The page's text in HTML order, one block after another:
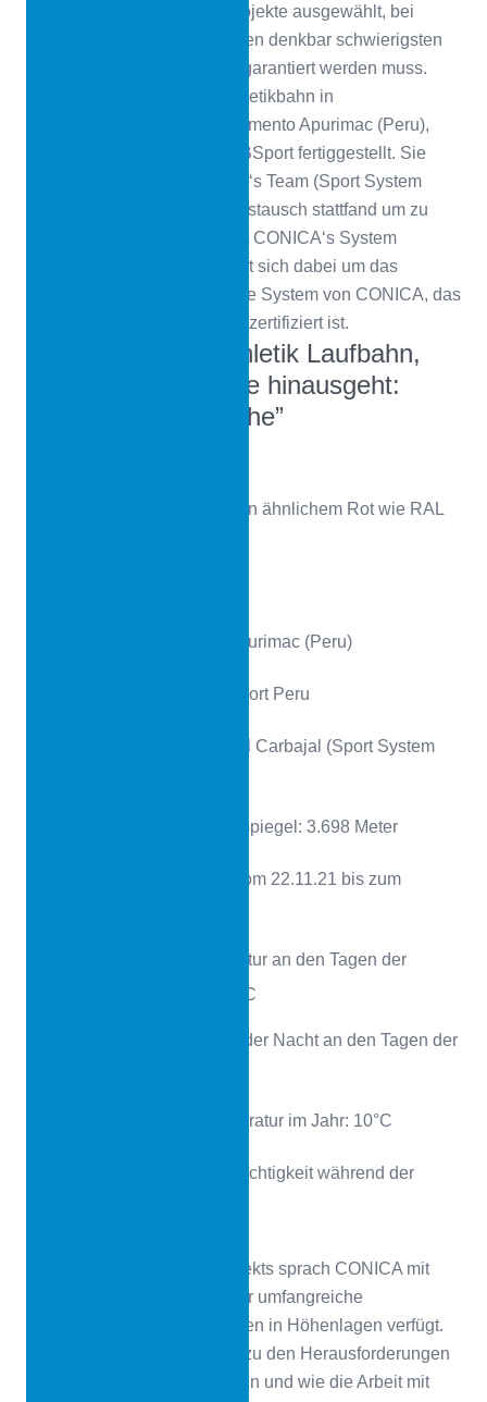
wurden sie für zahlreiche Projekte ausgewählt, bei
denen die Verlegung unter den denkbar schwierigsten
Bedingungen bewältigt und garantiert werden muss.
Kürzlich wurde die Leichtathletikbahn in
Challhuahuacho, im Departamento Apurimac (Peru),
durch CONICA‘s Kunde GABSport fertiggestellt. Sie
wurde durch Miguel Carbajal‘s Team (Sport System
Peru) verlegt, mit dem ein Austausch stattfand um zu
erfahren, wie zufrieden er mit CONICA‘s System
CONIPUR SW ist. Es handelt sich dabei um das
beliebteste vor Ort gegossene System von CONICA, das
natürlich von World Athletics zertifiziert ist.
Eine neue Leichtathletik Laufbahn,
die über das Übliche hinausgeht:
„CONICA in der Höhe”
System: CONIPUR SW in ähnlichem Rot wie RAL
Ort: Challhuahuacho, Apurimac (Peru)
Vertriebspartner: GABSport Peru
Chef- Installateur: Miguel Carbajal (Sport System
Meter über dem Meeresspiegel: 3.698 Meter
Datum der Verlegung: Vom 22.11.21 bis zum
Maximale Tagestemperatur an den Tagen der
Verlegung: 15°C bis 23°C
Minimale Temperatur in der Nacht an den Tagen der
Durchschnittliche Temperatur im Jahr: 10°C
Durchschnittliche Luftfeuchtigkeit während der
Nach Abschluss dieses Projekts sprach CONICA mit
Miguel Carbajal welcher über umfangreiche
Erfahrungen über Verlegungen in Höhenlagen verfügt.
Er erzählte seine Eindrücke zu den Herausforderungen
bei der Arbeit in diesen Höhen und wie die Arbeit mit